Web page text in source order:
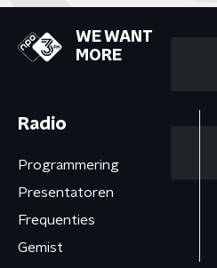
WE WANT
MORE
Radio
Programmering
Presentatoren
Frequenties
Gemist